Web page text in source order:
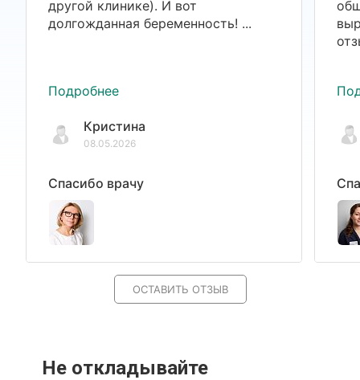
другой клинике). И вот
долгожданная беременность! ...
Подробнее
Кристина
08.05.2026
Спасибо врачу
ОСТАВИТЬ ОТЗЫВ
Не откладывайте